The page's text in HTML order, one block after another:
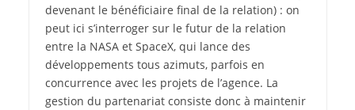
devenant le bénéficiaire final de la relation) : on
peut ici s’interroger sur le futur de la relation
entre la NASA et SpaceX, qui lance des
développements tous azimuts, parfois en
concurrence avec les projets de l’agence. La
gestion du partenariat consiste donc à maintenir